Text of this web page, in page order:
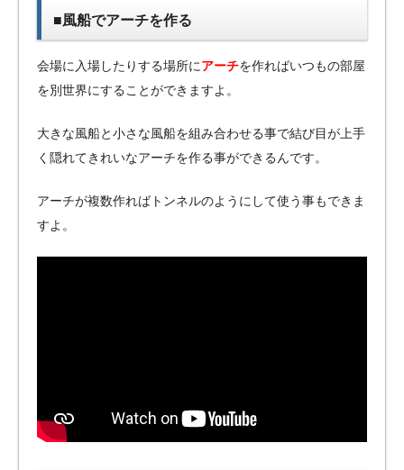
■風船でアーチを作る
会場に入場したりする場所にアーチを作ればいつもの部屋
を別世界にすることができますよ。
大きな風船と小さな風船を組み合わせる事で結び目が上手
く隠れてきれいなアーチを作る事ができるんです。
アーチが複数作ればトンネルのようにして使う事もできま
すよ。